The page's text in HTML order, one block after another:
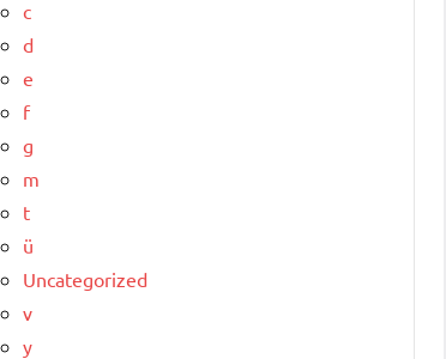
c
d
e
f
g
m
t
ü
Uncategorized
v
y